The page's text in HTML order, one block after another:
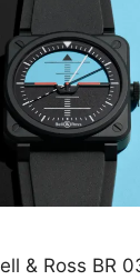
& Ross BR